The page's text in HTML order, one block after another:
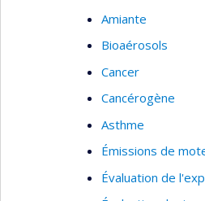
Amiante
Bioaérosols
Cancer
Cancérogène
Asthme
Émissions de
Évaluation de